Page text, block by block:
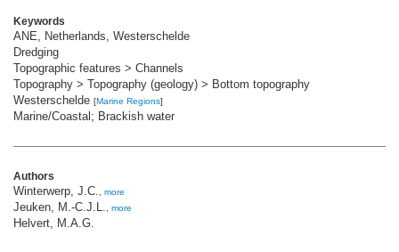
Keywords
ANE, Netherlands, Westerschelde
Dredging
Topographic features > Channels
Topography > Topography (geology) > Bottom topography
Westerschelde [Marine Regions]
Marine/Coastal; Brackish water
Authors
Winterwerp, J.C., more
Jeuken, M.-C.J.L., more
Helvert, M.A.G.